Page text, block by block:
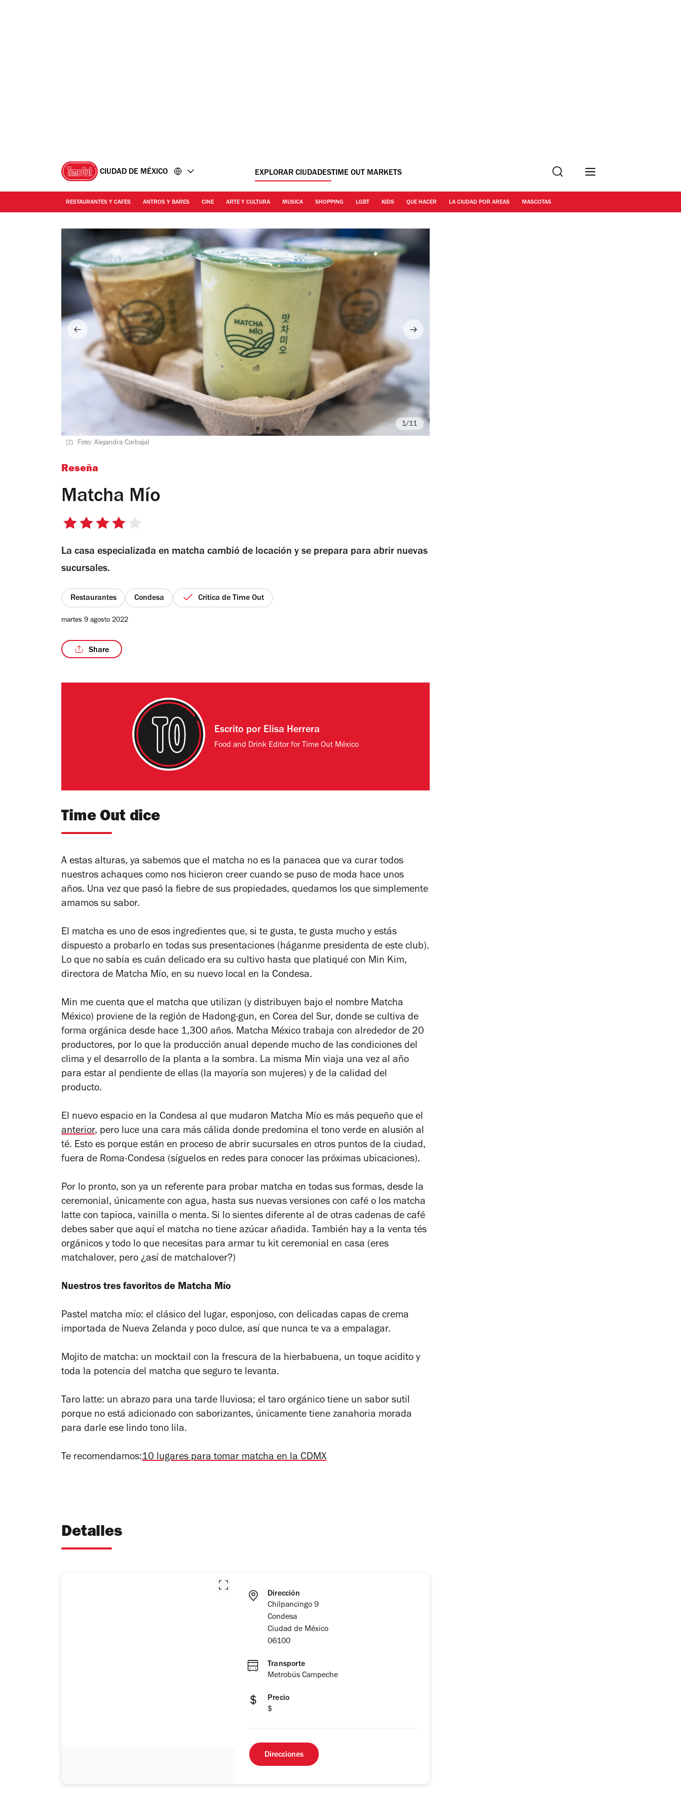
CIUDAD DE MÉXICO EXPLORAR CIUDADESTIME OUT MARKETS Buscar
RESTAURANTES Y CAFES ANTROS Y BARES CINE ARTE Y CULTURA MUSICA SHOPPING LGBT KIDS QUE HACER LA CIUDAD POR AREAS MASCOTAS
Foto: Alejandra Carbajal
/11
Reseña
Matcha Mío
4
5
La casa especializada en matcha cambió de locación y se prepara para abrir nuevas
sucursales.
Restaurantes Condesa Crítica de Time Out
martes 9 agosto 2022
Share
Escrito por Elisa Herrera
Food and Drink Editor for Time Out México
Time Out dice
A estas alturas, ya sabemos que el matcha no es la panacea que va curar todos
nuestros achaques como nos hicieron creer cuando se puso de moda hace unos
años. Una vez que pasó la fiebre de sus propiedades, quedamos los que simplemente
amamos su sabor.
El matcha es uno de esos ingredientes que, si te gusta, te gusta mucho y estás
dispuesto a probarlo en todas sus presentaciones (háganme presidenta de este club).
Lo que no sabía es cuán delicado era su cultivo hasta que platiqué con Min Kim,
directora de Matcha Mío, en su nuevo local en la Condesa.
Min me cuenta que el matcha que utilizan (y distribuyen bajo el nombre Matcha
México) proviene de la región de Hadong-gun, en Corea del Sur, donde se cultiva de
forma orgánica desde hace 1,300 años. Matcha México trabaja con alrededor de 20
productores, por lo que la producción anual depende mucho de las condiciones del
clima y el desarrollo de la planta a la sombra. La misma Min viaja una vez al año
para estar al pendiente de ellas (la mayoría son mujeres) y de la calidad del
producto.
El nuevo espacio en la Condesa al que mudaron Matcha Mío es más pequeño que el
anterior, pero luce una cara más cálida donde predomina el tono verde en alusión al
té. Esto es porque están en proceso de abrir sucursales en otros puntos de la ciudad,
fuera de Roma-Condesa (síguelos en redes para conocer las próximas ubicaciones).
Por lo pronto, son ya un referente para probar matcha en todas sus formas, desde la
ceremonial, únicamente con agua, hasta sus nuevas versiones con café o los matcha
latte con tapioca, vainilla o menta. Si lo sientes diferente al de otras cadenas de café
debes saber que aquí el matcha no tiene azúcar añadida. También hay a la venta tés
orgánicos y todo lo que necesitas para armar tu kit ceremonial en casa (eres
matchalover, pero ¿así de matchalover?)
Nuestros tres favoritos de Matcha Mío
Pastel matcha mío: el clásico del lugar, esponjoso, con delicadas capas de crema
importada de Nueva Zelanda y poco dulce, así que nunca te va a empalagar.
Mojito de matcha: un mocktail con la frescura de la hierbabuena, un toque acidito y
toda la potencia del matcha que seguro te levanta.
Taro latte: un abrazo para una tarde lluviosa; el taro orgánico tiene un sabor sutil
porque no está adicionado con saborizantes, únicamente tiene zanahoria morada
para darle ese lindo tono lila.
Te recomendamos:10 lugares para tomar matcha en la CDMX
Detalles
Dirección
Chilpancingo 9
Condesa
Ciudad de México
06100
Transporte
Metrobús Campeche
Precio
$
Direcciones